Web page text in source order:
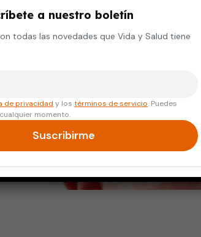
a nuestro boletín
todas las novedades que Vida y Salud tiene
de privacidad y lostérminos de servicio. Puedes
momento.
Suscribirme